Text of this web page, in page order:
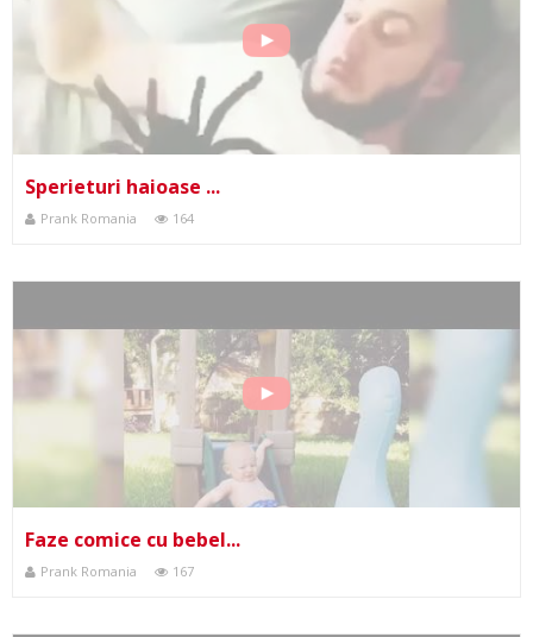
Sperieturi haioase ...
Prank Romania 164
Faze comice cu bebel...
Prank Romania 167